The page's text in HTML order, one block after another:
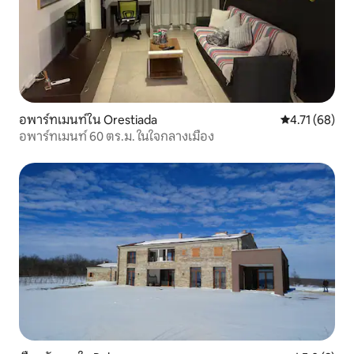
อพาร์ทเมนท์ใน Orestiada คะแนนเฉลี่ย
4.71 (68)
อพาร์ทเมนท์ 60 ตร.ม. ในใจกลางเมือง